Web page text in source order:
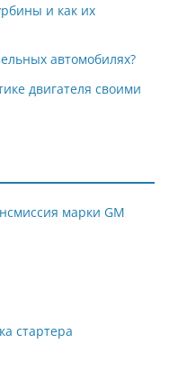
и как их
автомобилях?
двигателя своими
марки GM
стартера